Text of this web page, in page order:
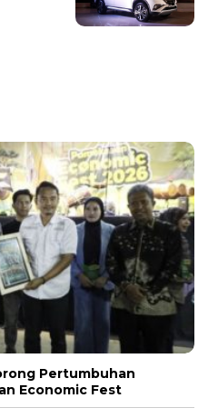
Pertumbuhan
Economic Fest